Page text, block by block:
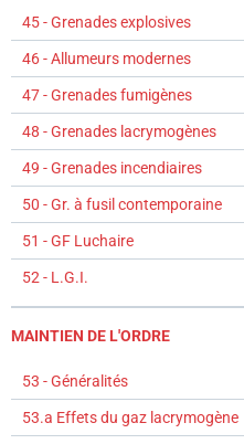
45 - Grenades explosives
46 - Allumeurs modernes
47 - Grenades fumigènes
48 - Grenades lacrymogènes
49 - Grenades incendiaires
50 - Gr. à fusil contemporaine
51 - GF Luchaire
52 - L.G.I.
MAINTIEN DE L'ORDRE
53 - Généralités
53.a Effets du gaz lacrymogène